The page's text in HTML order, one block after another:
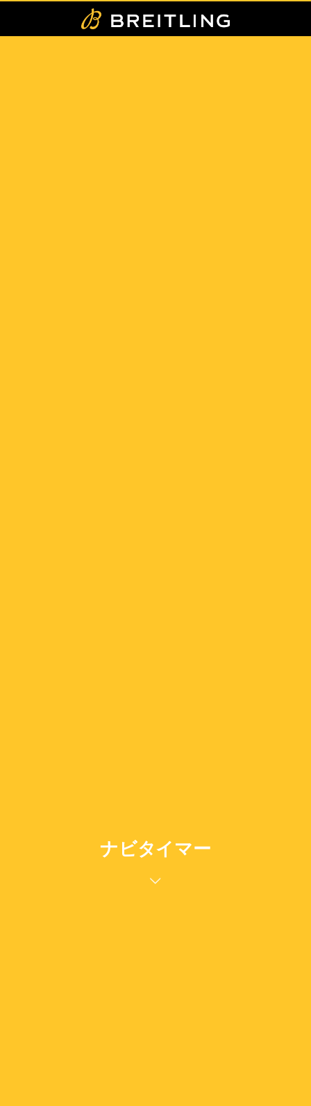
ナビタイマー